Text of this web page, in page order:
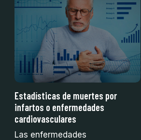
Estadísticas de muertes por
infartos o enfermedades
cardiovasculares
Las enfermedades